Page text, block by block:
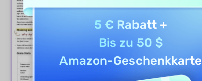
5 € Rabatt+
Bis zu 50 $
Amazon-Geschenkkarte